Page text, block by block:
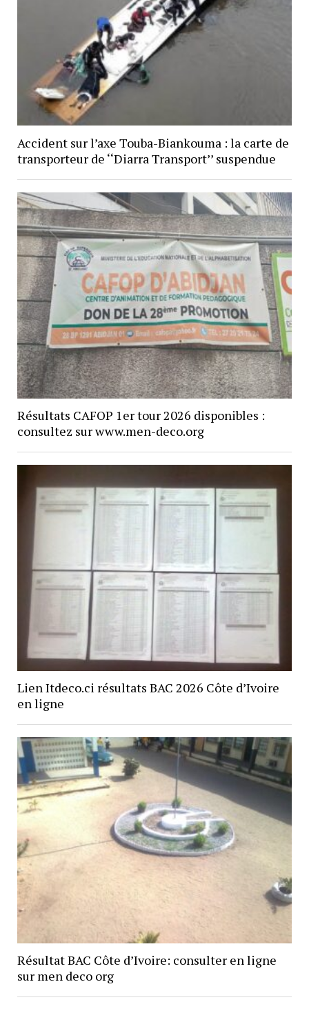
Accident sur l’axe Touba-Biankouma : la carte de
transporteur de ‘‘Diarra Transport’’ suspendue
Résultats CAFOP 1er tour 2026 disponibles :
consultez sur www.men-deco.org
Lien Itdeco.ci résultats BAC 2026 Côte d’Ivoire
en ligne
Résultat BAC Côte d’Ivoire: consulter en ligne
sur men deco org